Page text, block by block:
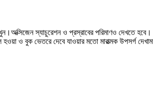
স্যাচুরেশন ও প্রস্রাবের পরিমাণও দেখতে
ও বুক ভেতরে দেবে যাওয়ার মতো মারাত্মক উপসর্গ